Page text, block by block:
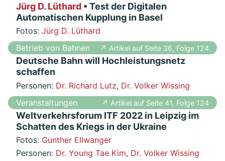
Jürg D. Lüthard• Test der Digitalen
Automatischen Kupplung in Basel
Fotos: Jürg D. Lüthard
Betrieb von Bahnen
↗ Artikel auf Seite 36, Folge 124
Deutsche Bahn will Hochleistungsnetz
schaffen
Personen: Dr. Richard Lutz, Dr. Volker Wissing
Veranstaltungen
↗ Artikel auf Seite 41, Folge 124
Weltverkehrsforum ITF 2022 in Leipzig im
Schatten des Kriegs in der Ukraine
Fotos: Gunther Ellwanger
Personen: Dr. Young Tae Kim, Dr. Volker Wissing